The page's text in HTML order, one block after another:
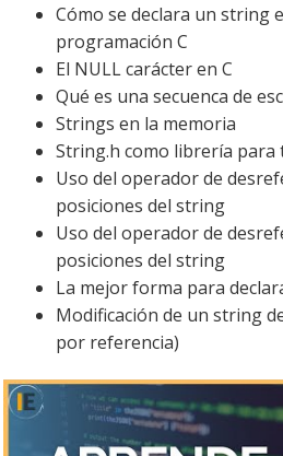
Cómo se declara un string
programación C
El NULL carácter en C
Qué es una secuenca de
Strings en la memoria
String.h como librería
Uso del operador de
posiciones del string
Uso del operador de
posiciones del string
La mejor forma para
Modificación de un string
por referencia)